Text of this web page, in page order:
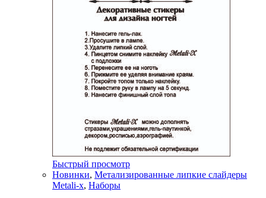
Быстрый просмотр
Новинки, Метализированные липкие слайдеры
Metali-x, Наборы